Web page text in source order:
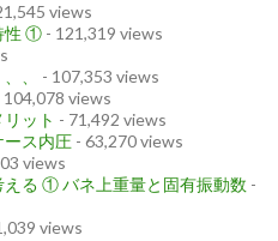
views
性 ① - 121,319 views
、
- 107,353 views
104,078 views
ット - 71,492 views
ース内圧 - 63,270 views
views
る ① バネ上重量と固有振動数 -
views